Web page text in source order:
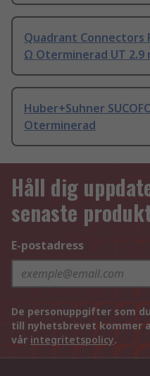
Quadrant Connectors
Ω Oterminerad UT 2.9
Huber+Suhner
Oterminerad
Håll dig
senaste
E-postadress
De personuppgifter som
till nyhetsbrevet kommer
vår integritetspolicy.